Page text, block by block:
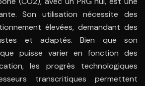
Son utilisation nécessite des
élevées, demandant des
et adaptés. Bien que son
puisse varier en fonction des
les progrès technologiques
transcritiques permettent